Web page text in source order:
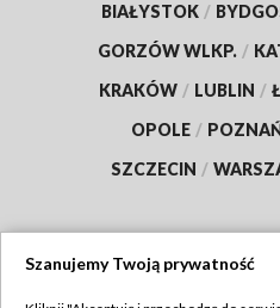
BIAŁYSTOK /
GORZÓW WLKP. /
KRAKÓW / LUBLIN /
OPOLE /
SZCZECIN /
Szanujemy Twoją prywatność